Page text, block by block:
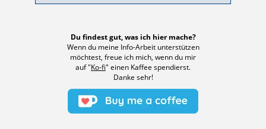
Du findest gut, was ich hier mache?
Wenn du meine Info-Arbeit unterstützen
möchtest, freue ich mich, wenn du mir
auf "Ko-fi" einen Kaffee spendierst.
Danke sehr!